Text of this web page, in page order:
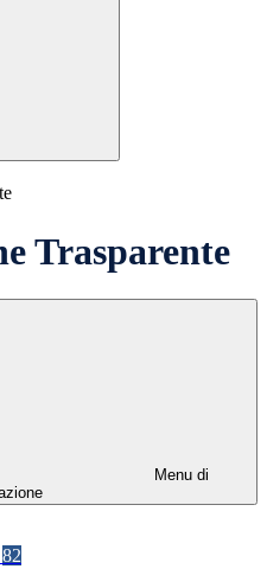
Trasparente
Menu di
82